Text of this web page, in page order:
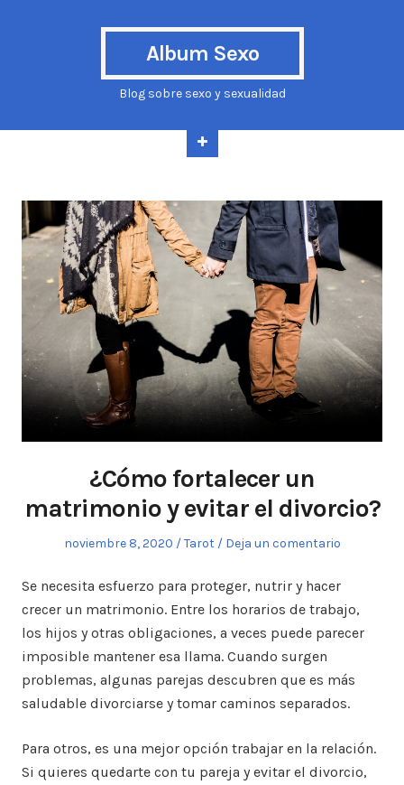
Album Sexo
Blog sobre sexo y sexualidad
¿Cómo fortalecer un
matrimonio y evitar el divorcio?
Publicado
noviembre 8, 2020
Publicado
Tarot Deja un comentario
Se necesita esfuerzo para proteger, nutrir y hacer
crecer un matrimonio. Entre los horarios de trabajo,
los hijos y otras obligaciones, a veces puede parecer
imposible mantener esa llama. Cuando surgen
problemas, algunas parejas descubren que es más
saludable divorciarse y tomar caminos separados.
Para otros, es una mejor opción trabajar en la relación.
Si quieres quedarte con tu pareja y evitar el divorcio,